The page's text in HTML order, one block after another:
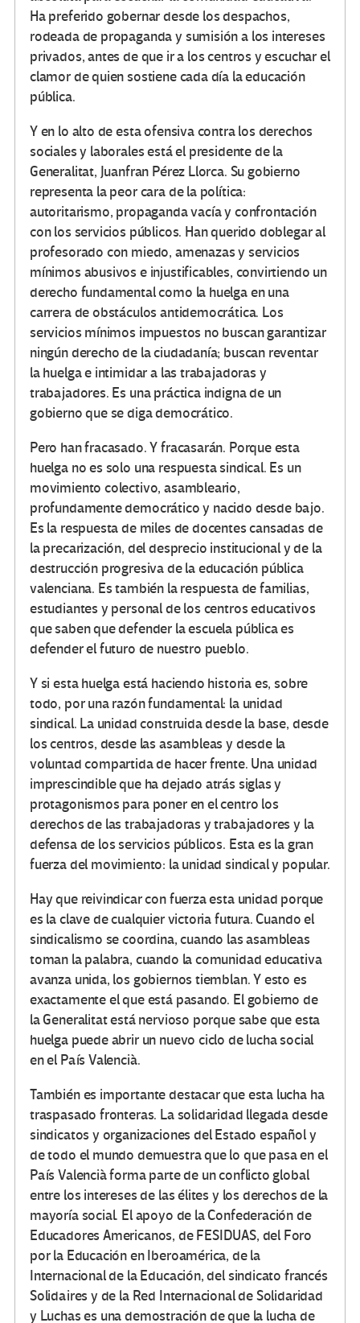
Ha preferido gobernar desde los despachos,
rodeada de propaganda y sumisión a los intereses
privados, antes de que ir a los centros y escuchar el
clamor de quien sostiene cada día la educación
pública.
Y en lo alto de esta ofensiva contra los derechos
sociales y laborales está el presidente de la
Generalitat, Juanfran Pérez Llorca. Su gobierno
representa la peor cara de la política:
autoritarismo, propaganda vacía y confrontación
con los servicios públicos. Han querido doblegar al
profesorado con miedo, amenazas y servicios
mínimos abusivos e injustificables, convirtiendo un
derecho fundamental como la huelga en una
carrera de obstáculos antidemocrática. Los
servicios mínimos impuestos no buscan garantizar
ningún derecho de la ciudadanía; buscan reventar
la huelga e intimidar a las trabajadoras y
trabajadores. Es una práctica indigna de un
gobierno que se diga democrático.
Pero han fracasado. Y fracasarán. Porque esta
huelga no es solo una respuesta sindical. Es un
movimiento colectivo, asambleario,
profundamente democrático y nacido desde bajo.
Es la respuesta de miles de docentes cansadas de
la precarización, del desprecio institucional y de la
destrucción progresiva de la educación pública
valenciana. Es también la respuesta de familias,
estudiantes y personal de los centros educativos
que saben que defender la escuela pública es
defender el futuro de nuestro pueblo.
Y si esta huelga está haciendo historia es, sobre
todo, por una razón fundamental: la unidad
sindical. La unidad construida desde la base, desde
los centros, desde las asambleas y desde la
voluntad compartida de hacer frente. Una unidad
imprescindible que ha dejado atrás siglas y
protagonismos para poner en el centro los
derechos de las trabajadoras y trabajadores y la
defensa de los servicios públicos. Esta es la gran
fuerza del movimiento: la unidad sindical y popular.
Hay que reivindicar con fuerza esta unidad porque
es la clave de cualquier victoria futura. Cuando el
sindicalismo se coordina, cuando las asambleas
toman la palabra, cuando la comunidad educativa
avanza unida, los gobiernos tiemblan. Y esto es
exactamente el que está pasando. El gobierno de
la Generalitat está nervioso porque sabe que esta
huelga puede abrir un nuevo ciclo de lucha social
en el País Valencià.
También es importante destacar que esta lucha ha
traspasado fronteras. La solidaridad llegada desde
sindicatos y organizaciones del Estado español y
de todo el mundo demuestra que lo que pasa en el
País Valencià forma parte de un conflicto global
entre los intereses de las élites y los derechos de la
mayoría social. El apoyo de la Confederación de
Educadores Americanos, de FESIDUAS, del Foro
por la Educación en Iberoamérica, de la
Internacional de la Educación, del sindicato francés
Solidaires y de la Red Internacional de Solidaridad
y Luchas es una demostración de que la lucha de